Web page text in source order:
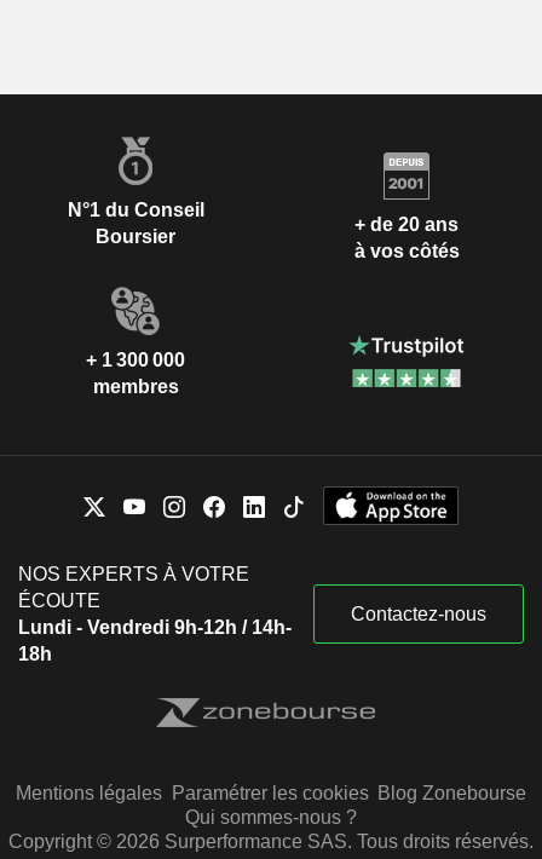
N°1 du Conseil
Boursier
+ de 20 ans
à vos côtés
+ 1 300 000
membres
NOS EXPERTS À VOTRE
ÉCOUTE
Lundi - Vendredi 9h-12h / 14h-
18h
Contactez-nous
Mentions légales Paramétrer les cookies Blog Zonebourse
Qui sommes-nous ?
Copyright © 2026 Surperformance SAS. Tous droits réservés.